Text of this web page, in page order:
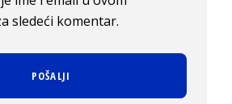
sledeći komentar.